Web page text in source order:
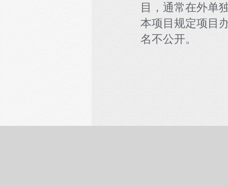
目，通常在外单
本项目规定项目
名不公开。